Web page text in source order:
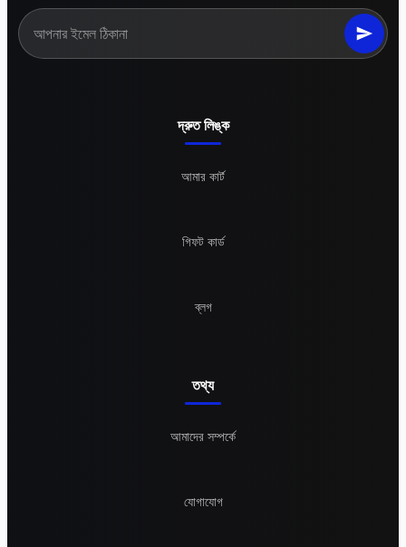
দ্রুত লিঙ্ক
আমার কার্ট
গিফট কার্ড
ব্লগ
তথ্য
আমাদের সম্পর্কে
যোগাযোগ